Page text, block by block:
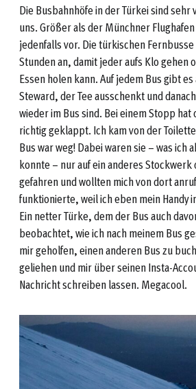
Die Busbahnhöfe in der Türkei sind
uns. Größer als der Münchner
jedenfalls vor. Die türkischen
Stunden an, damit jeder aufs Klo gehen
Essen holen kann. Auf jedem Bus gibt
Steward, der Tee ausschenkt und
wieder im Bus sind. Bei einem Stopp
richtig geklappt. Ich kam von der
Bus war weg! Dabei waren sie – was ich
konnte – nur auf ein anderes Stockwerk
gefahren und wollten mich von dort
funktionierte, weil ich eben mein Handy
Ein netter Türke, dem der Bus auch
beobachtet, wie ich nach meinem Bus
mir geholfen, einen anderen Bus zu
geliehen und mir über seinen Insta-
Nachricht schreiben lassen. Megacool.